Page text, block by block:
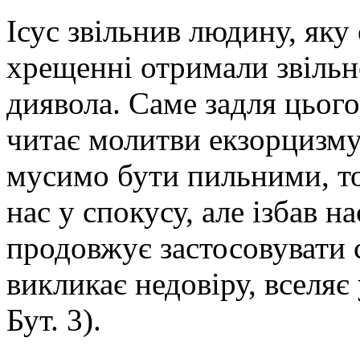
Ісус звільнив людину,
хрещенні отримали
диявола. Саме задля
читає молитви
мусимо бути пильними,
нас у спокусу, але ізбав
продовжує
викликає недовіру,
Бут. 3).